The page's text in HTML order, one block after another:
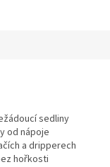
sedliny
od nápoje
a dripperech
hořkosti